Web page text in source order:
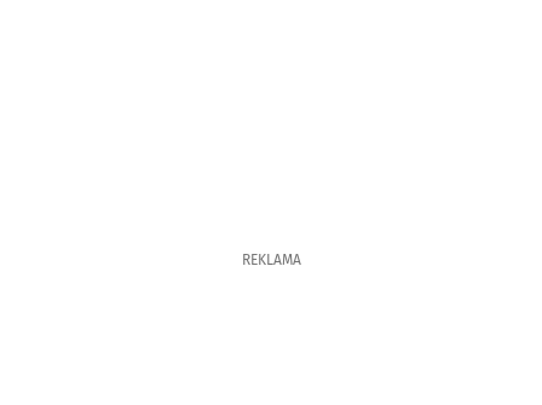
REKLAMA